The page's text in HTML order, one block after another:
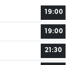
19:00
19:00
21:30